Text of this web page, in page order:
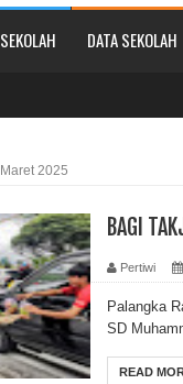
DATA SEKOLAH
2025
BAGI
Pertiwi
Palangka
SD
READ